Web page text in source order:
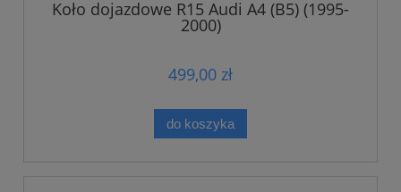
Koło dojazdowe R15 Audi A4 (B5) (1995-
2000)
499,00 zł
do koszyka